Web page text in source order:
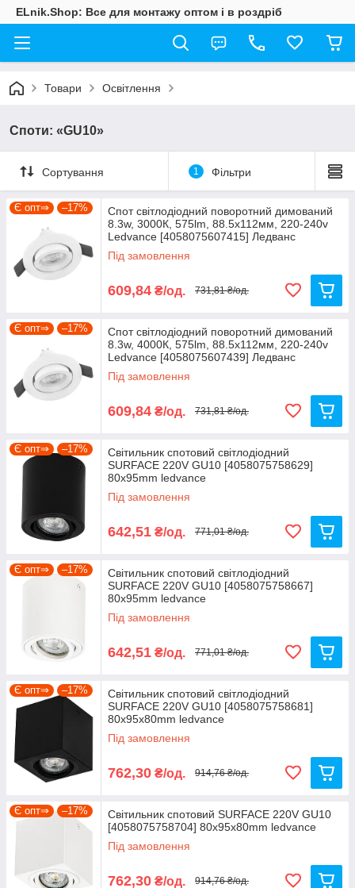
ELnik.Shop: Все для монтажу оптом і в роздріб
Товари Освітлення
Споти: «GU10»
Сортування 1 Фільтри
Є опт⇒ –17%
Спот світлодіодний поворотний димований
8.3w, 3000К, 575lm, 88.5x112мм, 220-240v
Ledvance [4058075607415] Ледванс
Під замовлення
609,84 ₴/од. 731,81 ₴/од.
Є опт⇒ –17%
Спот світлодіодний поворотний димований
8.3w, 4000К, 575lm, 88.5x112мм, 220-240v
Ledvance [4058075607439] Ледванс
Під замовлення
609,84 ₴/од. 731,81 ₴/од.
Є опт⇒ –17%
Світильник спотовий світлодіодний
SURFACE 220V GU10 [4058075758629]
80х95mm ledvance
Під замовлення
642,51 ₴/од. 771,01 ₴/од.
Є опт⇒ –17%
Світильник спотовий світлодіодний
SURFACE 220V GU10 [4058075758667]
80х95mm ledvance
Під замовлення
642,51 ₴/од. 771,01 ₴/од.
Є опт⇒ –17%
Світильник спотовий світлодіодний
SURFACE 220V GU10 [4058075758681]
80х95х80mm ledvance
Під замовлення
762,30 ₴/од. 914,76 ₴/од.
Є опт⇒ –17%
Світильник спотовий SURFACE 220V GU10
[4058075758704] 80х95х80mm ledvance
Під замовлення
762,30 ₴/од. 914,76 ₴/од.